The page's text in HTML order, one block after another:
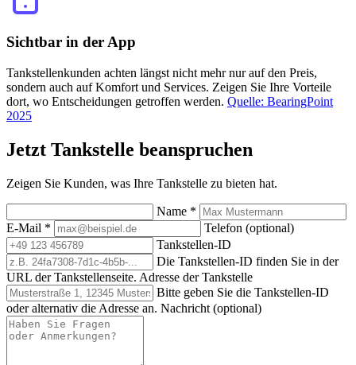
Sichtbar in der App
Tankstellenkunden achten längst nicht mehr nur auf den Preis,
sondern auch auf Komfort und Services. Zeigen Sie Ihre Vorteile
dort, wo Entscheidungen getroffen werden. Quelle: BearingPoint
2025
Jetzt Tankstelle beanspruchen
Zeigen Sie Kunden, was Ihre Tankstelle zu bieten hat.
Name *
E-Mail *
Telefon (optional)
Tankstellen-ID
Die Tankstellen-ID finden Sie in der
URL der Tankstellenseite. Adresse der Tankstelle
Bitte geben Sie die Tankstellen-ID
oder alternativ die Adresse an. Nachricht (optional)